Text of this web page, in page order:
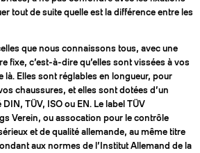
tout de suite quelle est la différence entre les
que nous connaissons tous, avec une
fixe, c’est-à-dire qu’elles sont vissées à vos
là. Elles sont réglables en longueur, pour
chaussures, et elles sont dotées d’un
TÜV, ISO ou EN. Le label TÜV
Verein, ou assocation pour le contrôle
et de qualité allemande, au même titre
aux normes de l’Institut Allemand de la